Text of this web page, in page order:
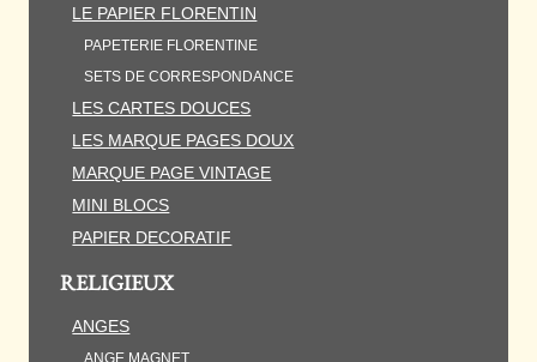
LE PAPIER FLORENTIN
PAPETERIE FLORENTINE
SETS DE CORRESPONDANCE
LES CARTES DOUCES
LES MARQUE PAGES DOUX
MARQUE PAGE VINTAGE
MINI BLOCS
PAPIER DECORATIF
RELIGIEUX
ANGES